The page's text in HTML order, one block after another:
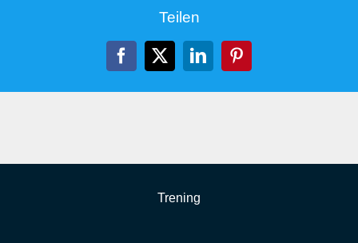
Teilen
Facebook
X LinkedInPinterest
Trening